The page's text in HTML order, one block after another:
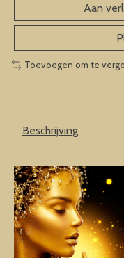
Aan
Toevoegen om te
Beschrijving